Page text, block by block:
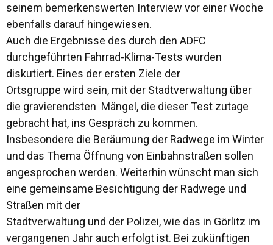
seinem bemerkenswerten Interview vor einer Woche
ebenfalls darauf hingewiesen.
Auch die Ergebnisse des durch den ADFC
durchgeführten Fahrrad-Klima-Tests wurden
diskutiert. Eines der ersten Ziele der
Ortsgruppe wird sein, mit der Stadtverwaltung über
die gravierendsten Mängel, die dieser Test zutage
gebracht hat, ins Gespräch zu kommen.
Insbesondere die Beräumung der Radwege im Winter
und das Thema Öffnung von Einbahnstraßen sollen
angesprochen werden. Weiterhin wünscht man sich
eine gemeinsame Besichtigung der Radwege und
Straßen mit der
Stadtverwaltung und der Polizei, wie das in Görlitz im
vergangenen Jahr auch erfolgt ist. Bei zukünftigen